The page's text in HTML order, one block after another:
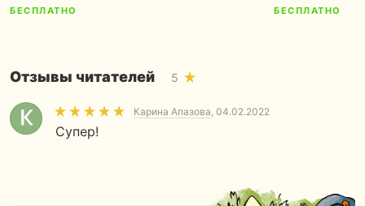
БЕСПЛАТНО БЕСПЛАТНО
Отзывы читателей 5
Карина Апазова, 04.02.2022
Супер!